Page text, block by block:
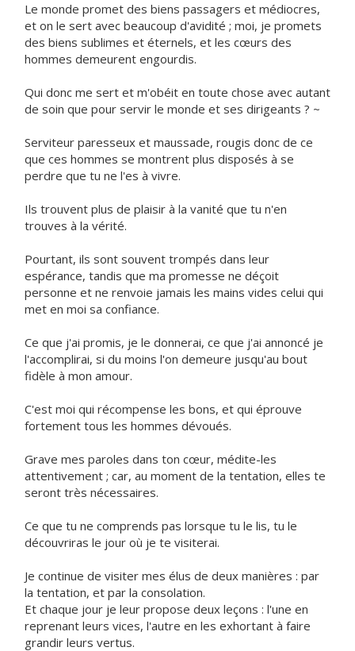
Le monde promet des biens passagers et médiocres,
et on le sert avec beaucoup d'avidité ; moi, je promets
des biens sublimes et éternels, et les cœurs des
hommes demeurent engourdis.
Qui donc me sert et m'obéit en toute chose avec autant
de soin que pour servir le monde et ses dirigeants ? ~
Serviteur paresseux et maussade, rougis donc de ce
que ces hommes se montrent plus disposés à se
perdre que tu ne l'es à vivre.
Ils trouvent plus de plaisir à la vanité que tu n'en
trouves à la vérité.
Pourtant, ils sont souvent trompés dans leur
espérance, tandis que ma promesse ne déçoit
personne et ne renvoie jamais les mains vides celui qui
met en moi sa confiance.
Ce que j'ai promis, je le donnerai, ce que j'ai annoncé je
l'accomplirai, si du moins l'on demeure jusqu'au bout
fidèle à mon amour.
C'est moi qui récompense les bons, et qui éprouve
fortement tous les hommes dévoués.
Grave mes paroles dans ton cœur, médite-les
attentivement ; car, au moment de la tentation, elles te
seront très nécessaires.
Ce que tu ne comprends pas lorsque tu le lis, tu le
découvriras le jour où je te visiterai.
Je continue de visiter mes élus de deux manières : par
la tentation, et par la consolation.
Et chaque jour je leur propose deux leçons : l'une en
reprenant leurs vices, l'autre en les exhortant à faire
grandir leurs vertus.